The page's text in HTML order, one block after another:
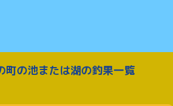
町の池または湖の釣果一覧